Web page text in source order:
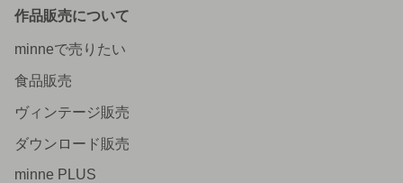
作品販売について
minneで売りたい
食品販売
ヴィンテージ販売
ダウンロード販売
minne PLUS